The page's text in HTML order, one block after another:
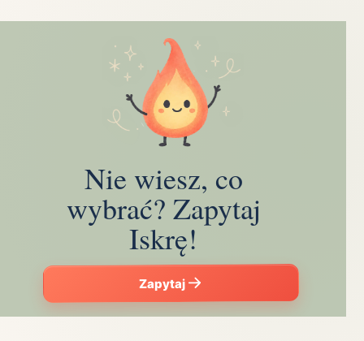
Nie wiesz, co
wybrać? Zapytaj
Iskrę!
Zapytaj